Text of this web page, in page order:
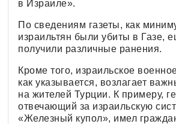
в Израиле».
По сведениям газеты, как
израильтян были убиты в Газе,
получили различные ранения.
Кроме того, израильское
как указывается, возлагает
на жителей Турции. К примеру,
отвечающий за израильскую
«Железный купол», имел